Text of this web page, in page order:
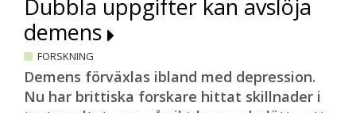
Dubbla uppgifter kan avslöja
demens
FORSKNING
Demens förväxlas ibland med depression.
Nu har brittiska forskare hittat skillnader i